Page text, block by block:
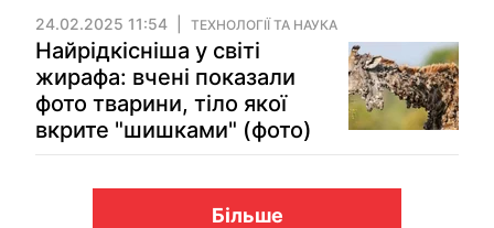
24.02.2025 11:54 ТЕХНОЛОГІЇ ТА НАУКА
Найрідкісніша у світі
жирафа: вчені показали
фото тварини, тіло якої
вкрите "шишками" (фото)
Більше